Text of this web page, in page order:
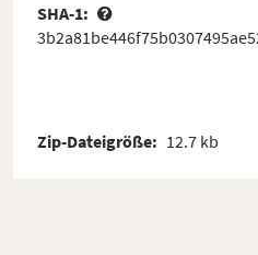
SHA-1:
Zip-Dateigröße: 12.7 kb